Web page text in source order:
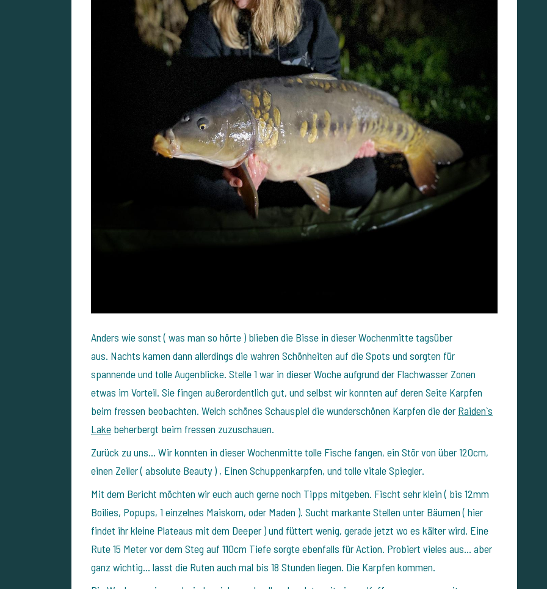
Anders wie sonst ( was man so hörte ) blieben die Bisse in dieser Wochenmitte tagsüber
aus. Nachts kamen dann allerdings die wahren Schönheiten auf die Spots und sorgten für
spannende und tolle Augenblicke. Stelle 1 war in dieser Woche aufgrund der Flachwasser Zonen
etwas im Vorteil. Sie fingen außerordentlich gut, und selbst wir konnten auf deren Seite Karpfen
beim fressen beobachten. Welch schönes Schauspiel die wunderschönen Karpfen die der Raiden`s
Lake beherbergt beim fressen zuzuschauen.
Zurück zu uns… Wir konnten in dieser Wochenmitte tolle Fische fangen, ein Stör von über 120cm,
einen Zeiler ( absolute Beauty ) , Einen Schuppenkarpfen, und tolle vitale Spiegler.
Mit dem Bericht möchten wir euch auch gerne noch Tipps mitgeben. Fischt sehr klein ( bis 12mm
Boilies, Popups, 1 einzelnes Maiskorn, oder Maden ). Sucht markante Stellen unter Bäumen ( hier
findet ihr kleine Plateaus mit dem Deeper ) und füttert wenig, gerade jetzt wo es kälter wird. Eine
Rute 15 Meter vor dem Steg auf 110cm Tiefe sorgte ebenfalls für Action. Probiert vieles aus… aber
ganz wichtig… lasst die Ruten auch mal bis 18 Stunden liegen. Die Karpfen kommen.